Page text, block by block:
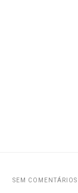
SEM COMENTÁRIOS